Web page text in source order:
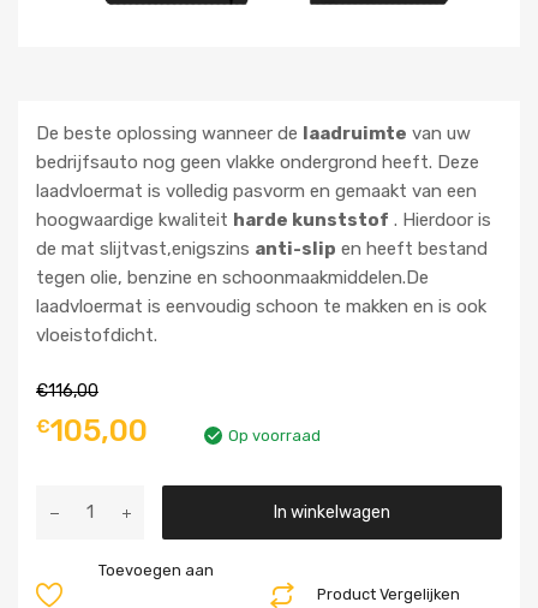
De beste oplossing wanneer de laadruimte van uw
bedrijfsauto nog geen vlakke ondergrond heeft. Deze
laadvloermat is volledig pasvorm en gemaakt van een
hoogwaardige kwaliteit harde kunststof . Hierdoor is
de mat slijtvast,enigszins anti-slip en heeft bestand
tegen olie, benzine en schoonmaakmiddelen.De
laadvloermat is eenvoudig schoon te makken en is ook
vloeistofdicht.
€116,00
€105,00 Op voorraad
In winkelwagen
Product Vergelijken
Toevoegen aan